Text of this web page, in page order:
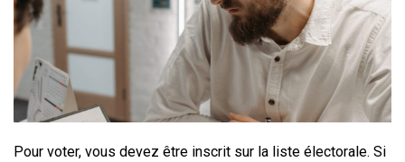
Pour voter, vous devez être inscrit sur la liste électorale. Si